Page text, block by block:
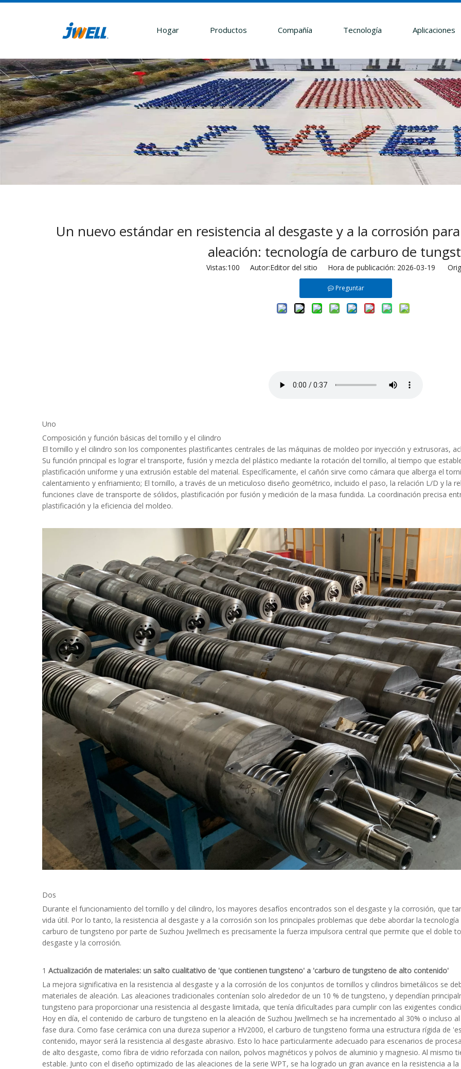
Hogar Productos Compañía Tecnología Aplicaciones
Un nuevo estándar en resistencia al desgaste y a la corrosión
aleación: tecnología de carburo de
Vistas:100 Autor:Editor del sitio Hora de publicación: 2026-03-19
Preguntar
Uno
Composición y función básicas del tornillo y el cilindro
El tornillo y el cilindro son los componentes plastificantes centrales de las máquinas de moldeo por inyección y extrusoras,
Su función principal es lograr el transporte, fusión y mezcla del plástico mediante la rotación del tornillo, al tiempo que
plastificación uniforme y una extrusión estable del material. Específicamente, el cañón sirve como cámara que alberga el
calentamiento y enfriamiento; El tornillo, a través de un meticuloso diseño geométrico, incluido el paso, la relación L/D y la
funciones clave de transporte de sólidos, plastificación por fusión y medición de la masa fundida. La coordinación precisa
plastificación y la eficiencia del moldeo.
Dos
Durante el funcionamiento del tornillo y del cilindro, los mayores desafíos encontrados son el desgaste y la corrosión, que
vida útil. Por lo tanto, la resistencia al desgaste y a la corrosión son los principales problemas que debe abordar la
carburo de tungsteno por parte de Suzhou Jwellmech es precisamente la fuerza impulsora central que permite que el doble
desgaste y la corrosión.
1 Actualización de materiales: un salto cualitativo de 'que contienen tungsteno' a 'carburo de tungsteno de alto contenido'
La mejora significativa en la resistencia al desgaste y a la corrosión de los conjuntos de tornillos y cilindros bimetálicos se
materiales de aleación. Las aleaciones tradicionales contenían solo alrededor de un 10 % de tungsteno, y dependían
tungsteno para proporcionar una resistencia al desgaste limitada, que tenía dificultades para cumplir con las exigentes
Hoy en día, el contenido de carburo de tungsteno en la aleación de Suzhou Jwellmech se ha incrementado al 30% o incluso
fase dura. Como fase cerámica con una dureza superior a HV2000, el carburo de tungsteno forma una estructura rígida de
contenido, mayor será la resistencia al desgaste abrasivo. Esto lo hace particularmente adecuado para escenarios de
de alto desgaste, como fibra de vidrio reforzada con nailon, polvos magnéticos y polvos de aluminio y magnesio. Al mismo
estable. Junto con el diseño optimizado de las aleaciones de la serie WPT, se ha logrado un gran avance en la resistencia a